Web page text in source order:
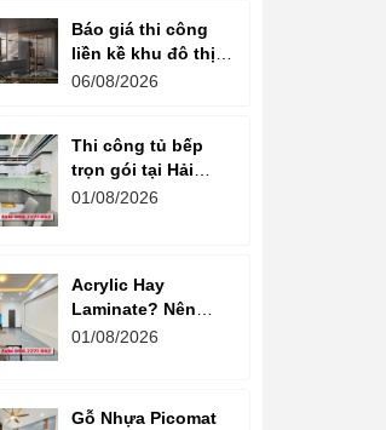
Báo giá thi công
liền kề khu đô thị
văn phú hà đông
06/08/2026
Thi công tủ bếp
trọn gói tại Hải
Dương cam kết
01/08/2026
Acrylic Hay
Laminate? Nên
Chọn Loại Nào
01/08/2026
Gỗ Nhựa Picomat